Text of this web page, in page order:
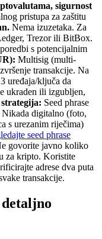
sigurnost
pristupa za zaštitu
Nema izuzetaka. Za
Trezor ili BitBox.
s potencijalnim
Multisig (multi-
transakcije. Na
uređaja/ključa da
ukraden ili izgubljen,
Seed phrase
digitalno (foto,
s urezanim riječima)
seed phrase
govorite javno koliko
za kripto. Koristite
adrese dva puta
transakcije.